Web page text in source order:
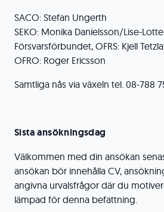
SACO: Stefan Ungerth
SEKO: Monika Danielsson/Lise-
Försvarsförbundet, OFRS: Kjell
OFRO: Roger Ericsson
Samtliga nås via växeln tel. 08-788
Sista ansökningsdag
Välkommen med din ansökan
ansökan bör innehålla CV,
angivna urvalsfrågor där du
lämpad för denna befattning.